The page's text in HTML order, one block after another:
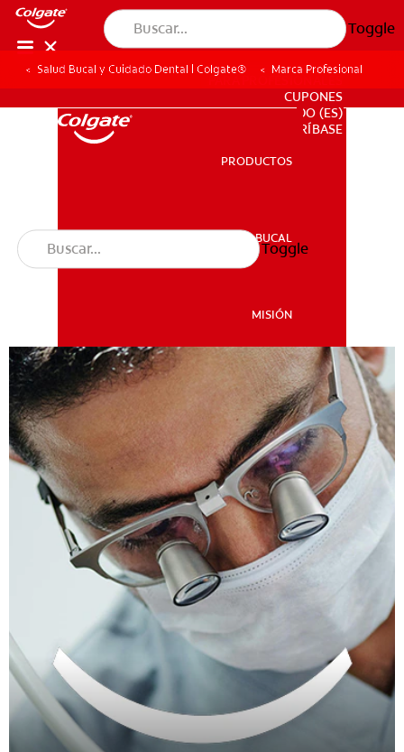
Toggle
SALUD BUCAL
MISIÓN
CHEQUEO DE SALUD BUCAL
SELECCIÓN DE PRODUCTOS
PARA PROFESIONALES
CUPONES
SUSCRÍBASE
PARA PROFESIONALES
CUPONES
DO (ES)
SUSCRÍBASE
PRODUCTOS
SALUD BUCAL
MISIÓN
CHEQUEO DE SALUD BUCAL
SELECCIÓN DE PRODUCTOS
Toggle
Salud Bucal y Cuidado Dental | Colgate® Marca Profesional